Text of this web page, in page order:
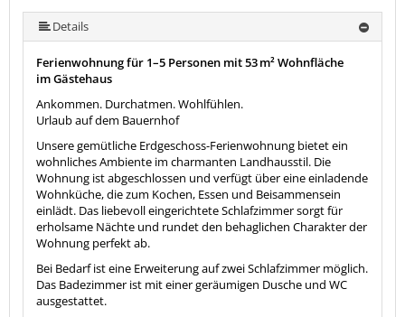
mehr (11 ) »
mehr (11 ) »
mehr (11 ) »
mehr (11 ) »
mehr (11 ) »
mehr (11 ) »
mehr (11 ) »
Details
Ferienwohnung für 1–5 Personen mit 53 m² Wohnfläche
im Gästehaus
Ankommen. Durchatmen. Wohlfühlen.
Urlaub auf dem Bauernhof
Unsere gemütliche Erdgeschoss-Ferienwohnung bietet ein
wohnliches Ambiente im charmanten Landhausstil. Die
Wohnung ist abgeschlossen und verfügt über eine einladende
Wohnküche, die zum Kochen, Essen und Beisammensein
einlädt. Das liebevoll eingerichtete Schlafzimmer sorgt für
erholsame Nächte und rundet den behaglichen Charakter der
Wohnung perfekt ab.
Bei Bedarf ist eine Erweiterung auf zwei Schlafzimmer möglich.
Das Badezimmer ist mit einer geräumigen Dusche und WC
ausgestattet.